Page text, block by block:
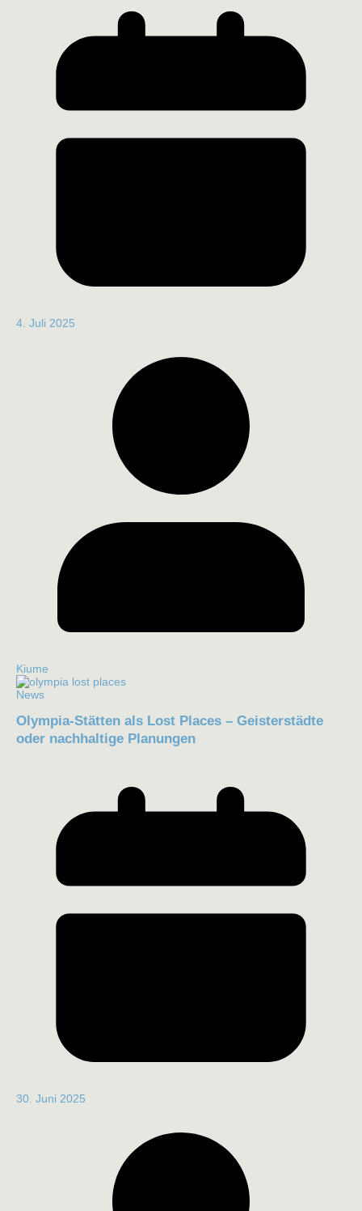
4. Juli 2025
Kiume
News
Olympia-Stätten als Lost Places – Geisterstädte
oder nachhaltige Planungen
30. Juni 2025